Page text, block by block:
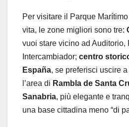
Per visitare il Parque
vita, le zone migliori sono tre:
vuoi stare vicino ad Auditorio,
Intercambiador; centro
España, se preferisci uscire
l’area di Rambla de Santa
Sanabria, più elegante e
una base cittadina meno “di